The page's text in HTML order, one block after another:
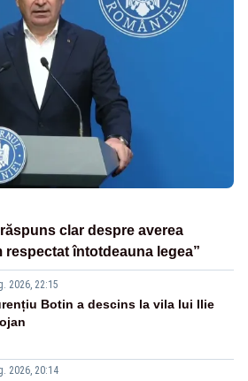
clar despre averea
respectat întotdeauna legea”
2026, 22:15
Botin a descins la vila lui Ilie
2026, 20:14